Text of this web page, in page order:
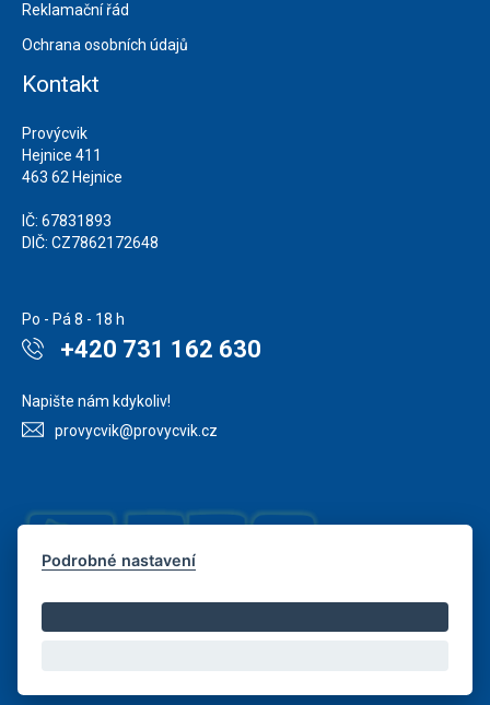
Reklamační řád
Ochrana osobních údajů
Kontakt
Provýcvik
Hejnice 411
463 62 Hejnice
IČ: 67831893
DIČ: CZ7862172648
Po - Pá 8 - 18 h
+420 731 162 630
Napište nám kdykoliv!
provycvik@provycvik.cz
Podrobné nastavení